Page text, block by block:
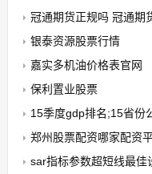
冠通期货正规吗 冠通期
银泰资源股票行情
嘉实多机油价格表官网
保利置业股票
15季度gdp排名;15省份
郑州股票配资哪家配资
sar指标参数超短线最佳